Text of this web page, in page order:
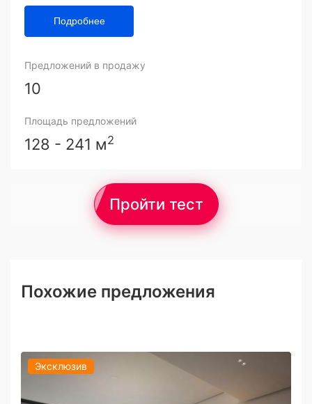
Подробнее
Предложений в продажу
10
Площадь предложений
128 - 241 м2
Пройти тест
Похожие предложения
Эксклюзив